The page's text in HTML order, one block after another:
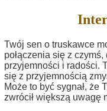
Twój sen o truskawce
połączenia się z
przyjemności i radości.
się z przyjemnością
Może to być sygnał, że
zwrócił większą uwagę